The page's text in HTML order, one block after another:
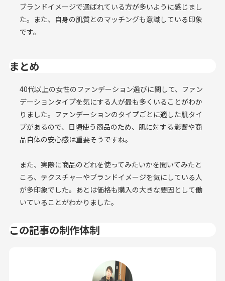
ブランドイメージで選ばれている方が多いように感じまし
た。また、自身の肌質とのマッチングも意識している印象
です。
まとめ
40代以上の女性のファンデーション選びに関して、ファン
デーションタイプを気にする人が最も多くいることがわか
りました。ファンデーションのタイプごとに適した肌タイ
プがあるので、日頃使う商品のため、肌に対する影響や商
品自体の安心感は重要そうですね。
また、実際に商品のどれを使ってみたいかを聞いてみたと
ころ、テクスチャーやブランドイメージを気にしている人
が多印象でした。あとは価格も購入の大きな要因として働
いていることがわかりました。
この記事の制作体制